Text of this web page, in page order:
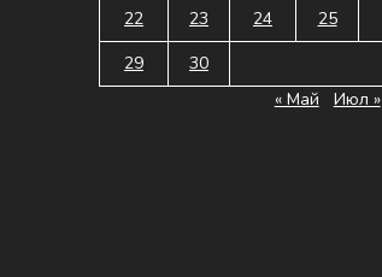
22
23 24 25
29
30
« Май
Июл »